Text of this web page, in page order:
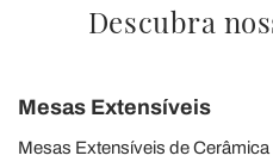
Descubra
Mesas Extensíveis
Mesas Extensíveis de Cerâmica